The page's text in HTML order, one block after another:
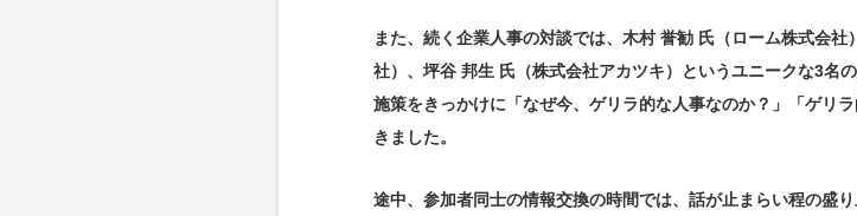
また、続く企業人事の対談では、木村 誉勧 氏（ローム株式会
社）、坪谷 邦生 氏（株式会社アカツキ）というユニークな3名
施策をきっかけに「なぜ今、ゲリラ的な人事なのか？」「ゲリ
きました。
途中、参加者同士の情報交換の時間では、話が止まらい程の盛